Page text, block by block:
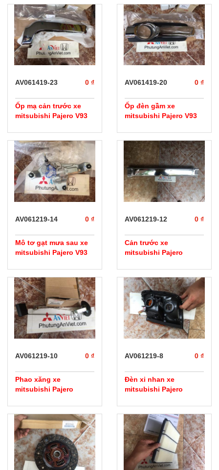
AV061419-23 0 ₫
Ốp mạ cản trước xe
mitsubishi Pajero V93
AV061419-20 0 ₫
Ốp đèn gầm xe
mitsubishi Pajero V93
AV061219-14 0 ₫
Mô tơ gạt mưa sau xe
mitsubishi Pajero V93
AV061219-12 0 ₫
Cản trước xe
mitsubishi Pajero
AV061219-10 0 ₫
Phao xăng xe
mitsubishi Pajero
AV061219-8 0 ₫
Đèn xi nhan xe
mitsubishi Pajero